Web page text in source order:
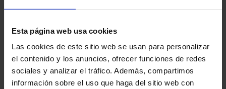
Esta página web usa cookies
Las cookies de este sitio web se usan para personalizar
el contenido y los anuncios, ofrecer funciones de redes
sociales y analizar el tráfico. Además, compartimos
información sobre el uso que haga del sitio web con